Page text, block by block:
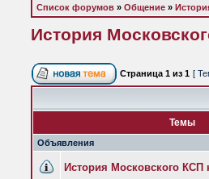
Список форумов » Общение »
История
Страница 1 из 1 [
Темы
Объявления
История Московского КСП